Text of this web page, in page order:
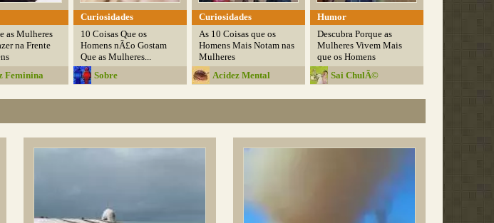
as Mulheres
na Frente
Feminina
Curiosidades
10 Coisas Que os
Homens nÃ£o Gostam
Que as Mulheres...
Sobre
Curiosidades
As 10 Coisas que os
Homens Mais Notam nas
Mulheres
Acidez Mental
Humor
Descubra Porque as
Mulheres Vivem Mais
que os Homens
Sai ChulÃ©